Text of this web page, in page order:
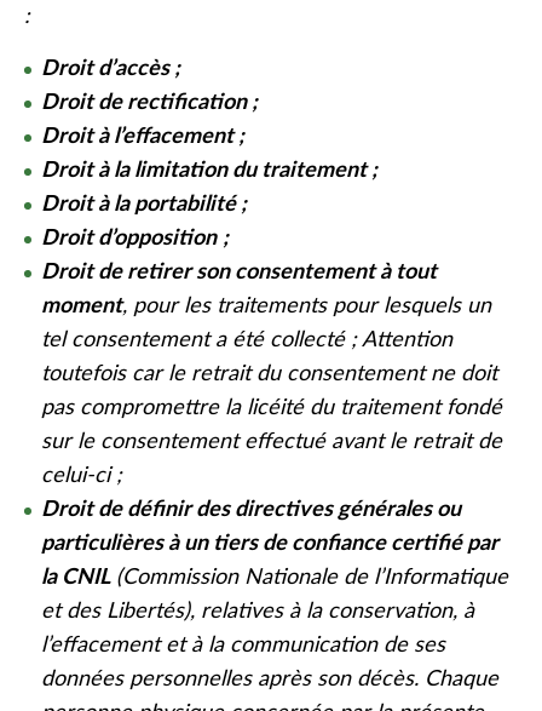
:
Droit d’accès ;
Droit de rectification ;
Droit à l’effacement ;
Droit à la limitation du traitement ;
Droit à la portabilité ;
Droit d’opposition ;
Droit de retirer son consentement à tout
moment, pour les traitements pour lesquels un
tel consentement a été collecté ; Attention
toutefois car le retrait du consentement ne doit
pas compromettre la licéité du traitement fondé
sur le consentement effectué avant le retrait de
celui-ci ;
Droit de définir des directives générales ou
particulières à un tiers de confiance certifié par
la CNIL(Commission Nationale de l’Informatique
et des Libertés), relatives à la conservation, à
l’effacement et à la communication de ses
données personnelles après son décès. Chaque